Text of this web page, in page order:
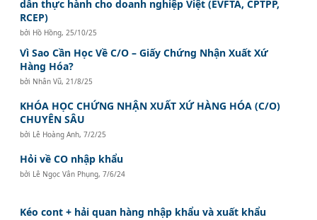
dẫn thực hành cho doanh nghiệp Việt (EVFTA, CPTPP,
RCEP)
bởi Hồ Hồng, 25/10/25
Vì Sao Cần Học Về C/O – Giấy Chứng Nhận Xuất Xứ
Hàng Hóa?
bởi Nhân Vũ, 21/8/25
KHÓA HỌC CHỨNG NHẬN XUẤT XỨ HÀNG HÓA (C/O)
CHUYÊN SÂU
bởi Lê Hoàng Anh,7/2/25
Hỏi về CO nhập khẩu
bởi Lê Ngọc Vân Phụng,7/6/24
Kéo cont + hải quan hàng nhập khẩu và xuất khẩu